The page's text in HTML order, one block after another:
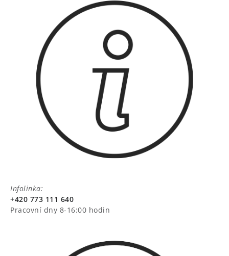
Infolinka:
+420 773 111 640
Pracovní dny 8-16:00 hodin